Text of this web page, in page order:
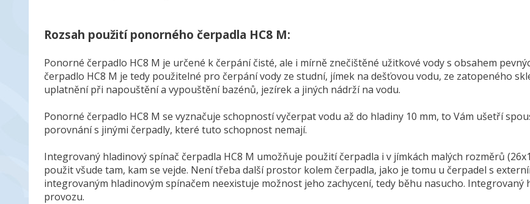
Rozsah použití ponorného čerpadla HC8 M:
Ponorné čerpadlo HC8 M je určené k čerpání čisté, ale i mírně znečištěné užitkové vody s obsahem
čerpadlo HC8 M je tedy použitelné pro čerpání vody ze studní, jímek na dešťovou vodu, ze zatopeného
uplatnění při napouštění a vypouštění bazénů, jezírek a jiných nádrží na vodu.
Ponorné čerpadlo HC8 M se vyznačuje schopností vyčerpat vodu až do hladiny 10 mm, to Vám ušetří
porovnání s jinými čerpadly, které tuto schopnost nemají.
Integrovaný hladinový spínač čerpadla HC8 M umožňuje použití čerpadla i v jímkách malých rozměrů
použit všude tam, kam se vejde. Není třeba další prostor kolem čerpadla, jako je tomu u čerpadel s
integrovaným hladinovým spínačem neexistuje možnost jeho zachycení, tedy běhu nasucho.
provozu.